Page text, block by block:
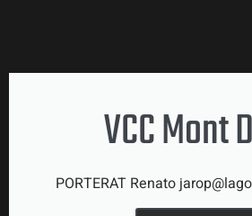
VCC Mont
PORTERAT Renato